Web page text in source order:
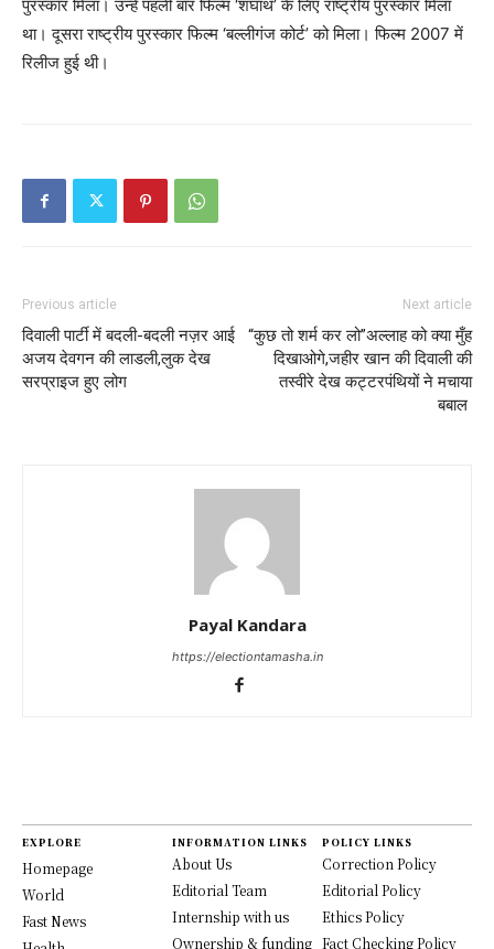
पुरस्कार मिला। उन्हें पहली बार फिल्म ‘शंघाथ’ के लिए राष्ट्रीय पुरस्कार मिला
था। दूसरा राष्ट्रीय पुरस्कार फिल्म ‘बल्लीगंज कोर्ट’ को मिला। फिल्म 2007 में
रिलीज हुई थी।
Previous article
दिवाली पार्टी में बदली-बदली नज़र आई
अजय देवगन की लाडली,लुक देख
सरप्राइज हुए लोग
Next article
“कुछ तो शर्म कर लो”अल्लाह को क्या मुँह
दिखाओगे,जहीर खान की दिवाली की
तस्वीरे देख कट्टरपंथियों ने मचाया
बबाल
Payal Kandara
https://electiontamasha.in
EXPLORE
Homepage
World
Fast News
INFORMATION LINKS
About Us
Editorial Team
Internship with us
Ownership & funding
POLICY LINKS
Correction Policy
Editorial Policy
Ethics Policy
Fact Checking Policy